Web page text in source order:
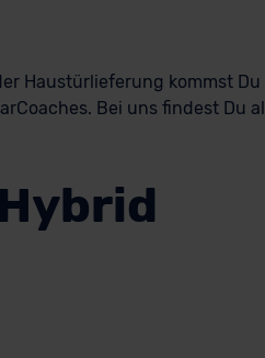
Haustürlieferung kommst Du
Bei uns findest Du